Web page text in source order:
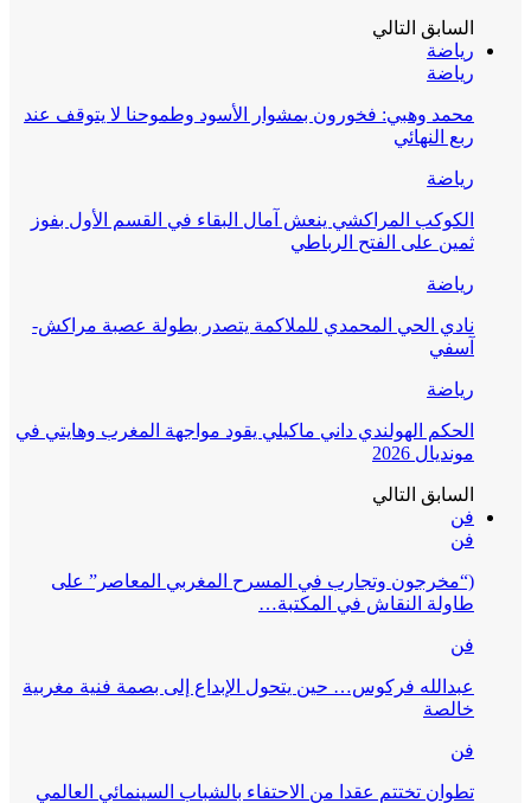
السابق التالي
رياضة
رياضة
محمد وهبي: فخورون بمشوار الأسود وطموحنا لا يتوقف عند
ربع النهائي
رياضة
الكوكب المراكشي ينعش آمال البقاء في القسم الأول بفوز
ثمين على الفتح الرباطي
رياضة
نادي الحي المحمدي للملاكمة يتصدر بطولة عصبة مراكش-
آسفي
رياضة
الحكم الهولندي داني ماكيلي يقود مواجهة المغرب وهايتي في
مونديال 2026
السابق التالي
فن
فن
(“مخرجون وتجارب في المسرح المغربي المعاصر” على
طاولة النقاش في المكتبة…
فن
عبدالله فركوس… حين يتحول الإبداع إلى بصمة فنية مغربية
خالصة
فن
تطوان تختتم عقدا من الاحتفاء بالشباب السينمائي العالمي